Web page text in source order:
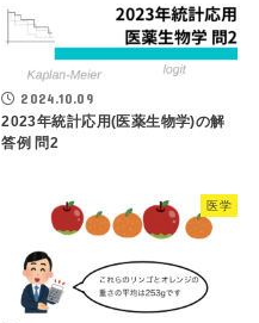
2024.10.09
2023年統計応用(医薬生物学)の解
答例 問2
医学